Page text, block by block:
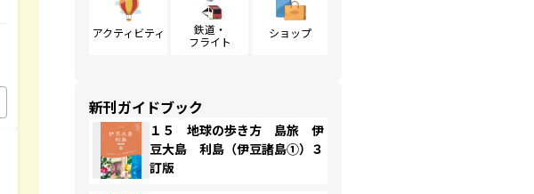
アクティビティ
鉄道・
フライト
ショップ
新刊ガイドブック
１５ 地球の歩き方 島旅 伊
豆大島 利島（伊豆諸島①）３
訂版